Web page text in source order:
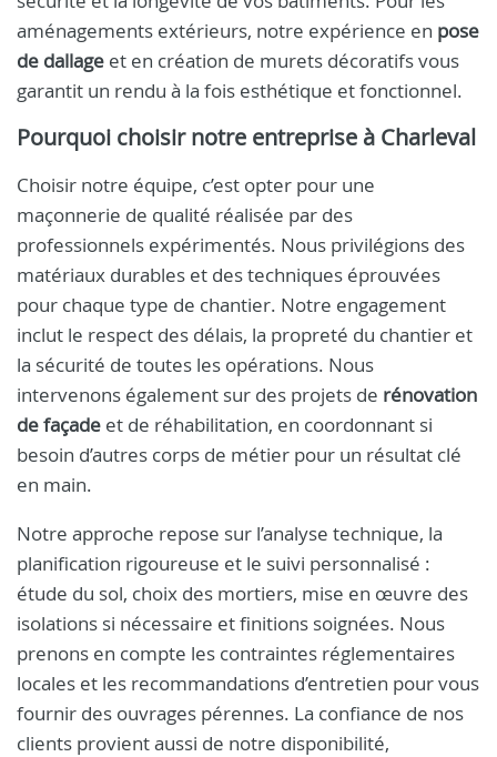
aménagements extérieurs, notre expérience en pose
de dallage et en création de murets décoratifs vous
garantit un rendu à la fois esthétique et fonctionnel.
Pourquoi choisir notre entreprise à Charleval
Choisir notre équipe, c’est opter pour une
maçonnerie de qualité réalisée par des
professionnels expérimentés. Nous privilégions des
matériaux durables et des techniques éprouvées
pour chaque type de chantier. Notre engagement
inclut le respect des délais, la propreté du chantier et
la sécurité de toutes les opérations. Nous
intervenons également sur des projets de rénovation
de façade et de réhabilitation, en coordonnant si
besoin d’autres corps de métier pour un résultat clé
en main.
Notre approche repose sur l’analyse technique, la
planification rigoureuse et le suivi personnalisé :
étude du sol, choix des mortiers, mise en œuvre des
isolations si nécessaire et finitions soignées. Nous
prenons en compte les contraintes réglementaires
locales et les recommandations d’entretien pour vous
fournir des ouvrages pérennes. La confiance de nos
clients provient aussi de notre disponibilité,